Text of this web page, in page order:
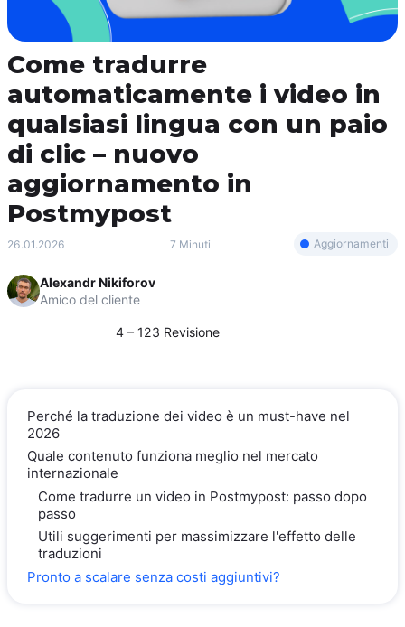
Come tradurre
automaticamente i video in
qualsiasi lingua con un paio
di clic – nuovo
aggiornamento in
Postmypost
26.01.2026 7 Minuti Aggiornamenti
Alexandr Nikiforov
Amico del cliente
4 – 123 Revisione
Perché la traduzione dei video è un must-have nel
2026
Quale contenuto funziona meglio nel mercato
internazionale
Come tradurre un video in Postmypost: passo dopo
passo
Utili suggerimenti per massimizzare l'effetto delle
traduzioni
Pronto a scalare senza costi aggiuntivi?